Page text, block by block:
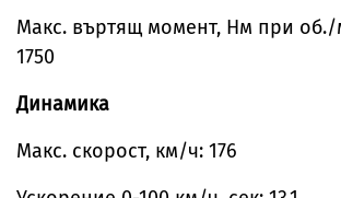
Макс. въртящ момент, Нм при об./
1750
Динамика
Макс. скорост, км/ч: 176